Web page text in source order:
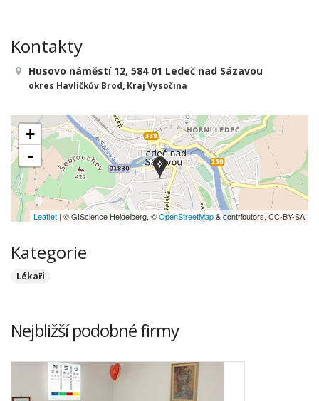
Kontakty
Husovo náměstí 12, 584 01 Ledeč nad Sázavou
okres Havlíčkův Brod, Kraj Vysočina
+
-
Leaflet| © GIScience Heidelberg, ©OpenStreetMap& contributors, CC-BY-SA
Kategorie
Lékaři
Nejbližší podobné firmy